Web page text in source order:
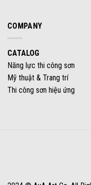
COMPANY
CATALOG
Năng lực thi công sơn
Mỹ thuật & Trang trí
Thi công sơn hiệu ứng